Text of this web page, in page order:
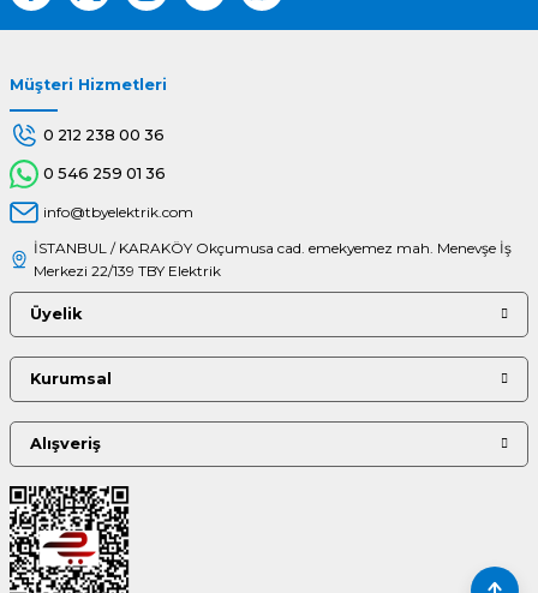
Müşteri Hizmetleri
0 212 238 00 36
0 546 259 01 36
info@tbyelektrik.com
İSTANBUL / KARAKÖY Okçumusa cad. emekyemez mah. Menevşe İş
Merkezi 22/139 TBY Elektrik
Üyelik
Kurumsal
Alışveriş